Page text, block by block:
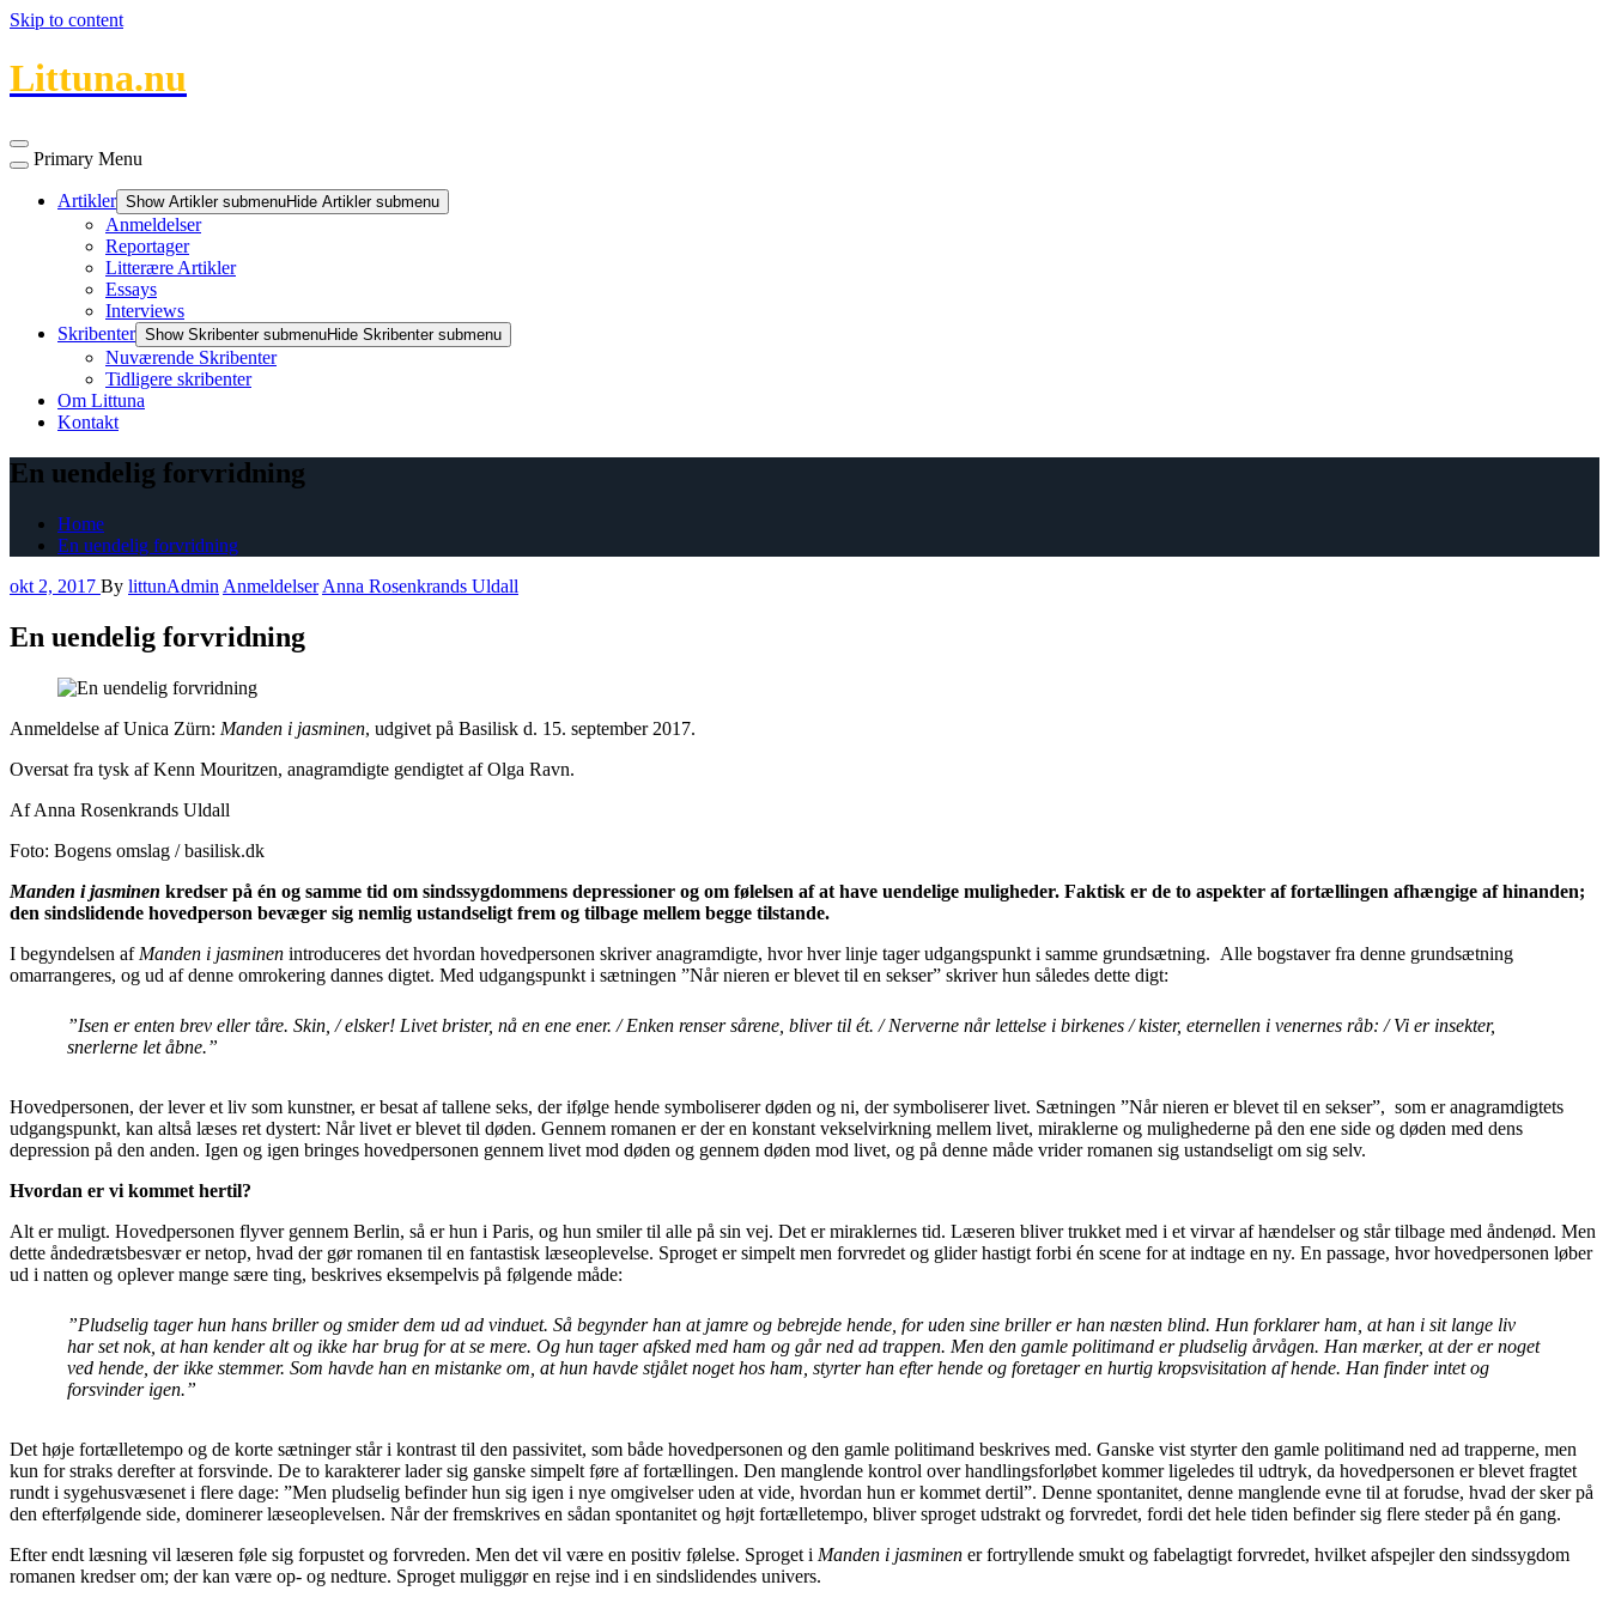
Skip to content
Littuna.nu
Primary Menu
Artikler Show Artikler submenuHide Artikler submenu
Anmeldelser
Reportager
Litterære Artikler
Essays
Interviews
Skribenter Show Skribenter submenuHide Skribenter submenu
Nuværende Skribenter
Tidligere skribenter
Om Littuna
Kontakt
En uendelig forvridning
Home
En uendelig forvridning
okt 2, 2017 By littunAdmin Anmeldelser Anna Rosenkrands Uldall
En uendelig forvridning
Anmeldelse af Unica Zürn: Manden i jasminen, udgivet på Basilisk d. 15. september 2017.
Oversat fra tysk af Kenn Mouritzen, anagramdigte gendigtet af Olga Ravn.
Af Anna Rosenkrands Uldall
Foto: Bogens omslag / basilisk.dk
Manden i jasminen kredser på én og samme tid om sindssygdommens depressioner og om følelsen af at have uendelige muligheder. Faktisk er de to aspekter af fortællingen afhængige af hinanden;
den sindslidende hovedperson bevæger sig nemlig ustandseligt frem og tilbage mellem begge tilstande.
I begyndelsen af Manden i jasminen introduceres det hvordan hovedpersonen skriver anagramdigte, hvor hver linje tager udgangspunkt i samme grundsætning. Alle bogstaver fra denne grundsætning
omarrangeres, og ud af denne omrokering dannes digtet. Med udgangspunkt i sætningen ”Når nieren er blevet til en sekser” skriver hun således dette digt:
”Isen er enten brev eller tåre. Skin, / elsker! Livet brister, nå en ene ener. / Enken renser sårene, bliver til ét. / Nerverne når lettelse i birkenes / kister, eternellen i venernes råb: / Vi er insekter,
snerlerne let åbne.”
Hovedpersonen, der lever et liv som kunstner, er besat af tallene seks, der ifølge hende symboliserer døden og ni, der symboliserer livet. Sætningen ”Når nieren er blevet til en sekser”, som er anagramdigtets
udgangspunkt, kan altså læses ret dystert: Når livet er blevet til døden. Gennem romanen er der en konstant vekselvirkning mellem livet, miraklerne og mulighederne på den ene side og døden med dens
depression på den anden. Igen og igen bringes hovedpersonen gennem livet mod døden og gennem døden mod livet, og på denne måde vrider romanen sig ustandseligt om sig selv.
Hvordan er vi kommet hertil?
Alt er muligt. Hovedpersonen flyver gennem Berlin, så er hun i Paris, og hun smiler til alle på sin vej. Det er miraklernes tid. Læseren bliver trukket med i et virvar af hændelser og står tilbage med åndenød. Men
dette åndedrætsbesvær er netop, hvad der gør romanen til en fantastisk læseoplevelse. Sproget er simpelt men forvredet og glider hastigt forbi én scene for at indtage en ny. En passage, hvor hovedpersonen løber
ud i natten og oplever mange sære ting, beskrives eksempelvis på følgende måde:
”Pludselig tager hun hans briller og smider dem ud ad vinduet. Så begynder han at jamre og bebrejde hende, for uden sine briller er han næsten blind. Hun forklarer ham, at han i sit lange liv
har set nok, at han kender alt og ikke har brug for at se mere. Og hun tager afsked med ham og går ned ad trappen. Men den gamle politimand er pludselig årvågen. Han mærker, at der er noget
ved hende, der ikke stemmer. Som havde han en mistanke om, at hun havde stjålet noget hos ham, styrter han efter hende og foretager en hurtig kropsvisitation af hende. Han finder intet og
forsvinder igen.”
Det høje fortælletempo og de korte sætninger står i kontrast til den passivitet, som både hovedpersonen og den gamle politimand beskrives med. Ganske vist styrter den gamle politimand ned ad trapperne, men
kun for straks derefter at forsvinde. De to karakterer lader sig ganske simpelt føre af fortællingen. Den manglende kontrol over handlingsforløbet kommer ligeledes til udtryk, da hovedpersonen er blevet fragtet
rundt i sygehusvæsenet i flere dage: ”Men pludselig befinder hun sig igen i nye omgivelser uden at vide, hvordan hun er kommet dertil”. Denne spontanitet, denne manglende evne til at forudse, hvad der sker på
den efterfølgende side, dominerer læseoplevelsen. Når der fremskrives en sådan spontanitet og højt fortælletempo, bliver sproget udstrakt og forvredet, fordi det hele tiden befinder sig flere steder på én gang.
Efter endt læsning vil læseren føle sig forpustet og forvreden. Men det vil være en positiv følelse. Sproget i Manden i jasminen er fortryllende smukt og fabelagtigt forvredet, hvilket afspejler den sindssygdom
romanen kredser om; der kan være op- og nedture. Sproget muliggør en rejse ind i en sindslidendes univers.